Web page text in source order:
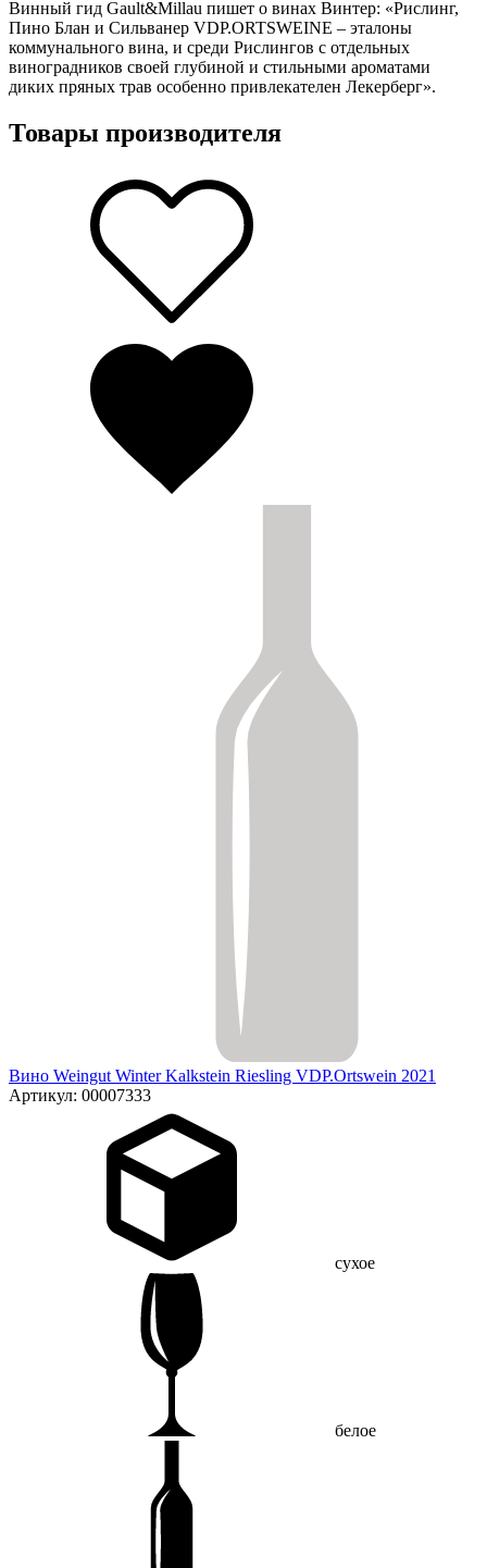
Винный гид Gault&Millau пишет о винах Винтер: «Рислинг,
Пино Блан и Сильванер VDP.ORTSWEINE – эталоны
коммунального вина, и среди Рислингов с отдельных
виноградников своей глубиной и стильными ароматами
диких пряных трав особенно привлекателен Лекерберг».
Товары производителя
Вино Weingut Winter Kalkstein Riesling VDP.Ortswein 2021
Артикул: 00007333
сухое
белое